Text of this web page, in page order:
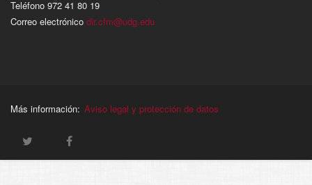
Teléfono 972 41 80 19
Correo electrónico dir.cfm@udg.edu
Más información: Aviso legal y protección de datos